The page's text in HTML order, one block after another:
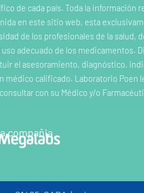
de cada país. Toda la información
en este sitio web, esta
de los profesionales de la salud,
uso adecuado de los medicamentos.
el asesoramiento, diagnóstico,
médico calificado. Laboratorio Poen
consultar con su Médico y/o
compañia